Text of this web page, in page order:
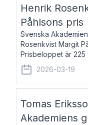
Henrik
Påhlsons pris
Svenska
Rosenkvist Margit
Prisbeloppet är 225
född 1965, är
universitet. Han
2026-03-19
Tomas
Akademiens